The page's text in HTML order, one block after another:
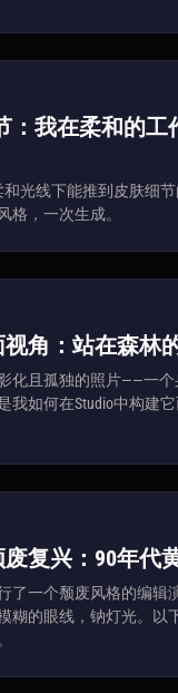
：我在柔和的工
和光线下能推到皮肤细
格，一次生成。
角：站在森林
化且孤独的照片——一个
我如何在Studio中构建
复兴：90年代
了一个颓废风格的编辑
糊的眼线，钠灯光。以